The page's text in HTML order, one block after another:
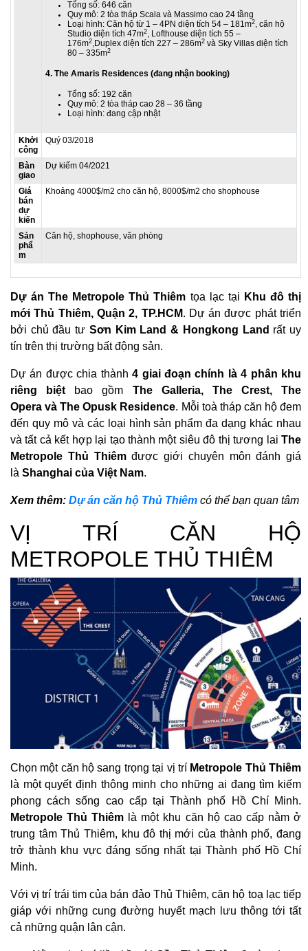
Tổng số: 646 căn
Quy mô: 2 tòa tháp Scala và Massimo cao 24 tầng
Loại hình: Căn hộ từ 1 – 4PN diện tích 54 – 181m2, căn hộ
Studio diện tích 47m2, Lofthouse diện tích 55 –
176m2,Duplex diện tích 227 – 286m2và Sky Villas diện tích
80 – 335m2
4. The Amaris Residences (đang nhận booking)
Tổng số: 192 căn
Quy mô: 2 tòa tháp cao 28 – 36 tầng
Loại hình: đang cập nhật
Khởi
công
Quý 03/2018
Bàn
giao
Dự kiếm 04/2021
Giá
bán
dự
kiến
Khoảng 4000$/m2 cho căn hộ, 8000$/m2 cho shophouse
Sản
phẩ
m
Căn hộ, shophouse, văn phòng
Dự án The Metropole Thủ Thiêm tọa lạc tại ​ Khu đô thị
mới Thủ Thiêm, Quận 2, TP.HCM. Dự án được phát triển
bởi chủ đầu tư Sơn Kim Land & Hongkong Land rất uy
tín trên thị trường bất động sản.
Dự án được chia thành4 giai đoạn chính là 4 phân khu
riêng biệtbao gồm The Galleria, The Crest, The
Opera và The Opusk Residence. Mỗi toà tháp căn hộ đem
đến quy mô và các loại hình sản phẩm đa dạng khác nhau
và tất cả kết hợp lại tạo thành một siêu đô thị tương lai The
Metropole Thủ Thiêmđược giới chuyên môn đánh giá
là Shanghai của Việt Nam.
Xem thêm: Dự án căn hộ Thủ Thiêm có thể bạn quan tâm
VỊ TRÍ CĂN HỘ
METROPOLE THỦ THIÊM
​Chọn một căn hộ sang trọng tại vị tríMetropole Thủ Thiêm
là một quyết định thông minh cho những ai đang tìm kiếm
phong cách sống cao cấp tại Thành phố Hồ Chí Minh.
Metropole Thủ Thiêm là một khu căn hộ cao cấp nằm ở
trung tâm Thủ Thiêm, khu đô thị mới của thành phố, đang
trở thành khu vực đáng sống nhất tại Thành phố Hồ Chí
Minh.
Với vị trí trái tim của bán đảo Thủ Thiêm, căn hộ toạ lạc tiếp
giáp với những cung đường huyết mạch lưu thông tới tất
cả những quận lân cận.